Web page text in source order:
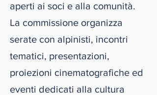
aperti ai soci e alla comunità.
La commissione organizza
serate con alpinisti, incontri
tematici, presentazioni,
proiezioni cinematografiche ed
eventi dedicati alla cultura